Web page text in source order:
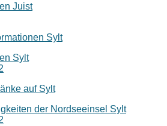
Juist
Sylt
der Nordseeinsel Sylt